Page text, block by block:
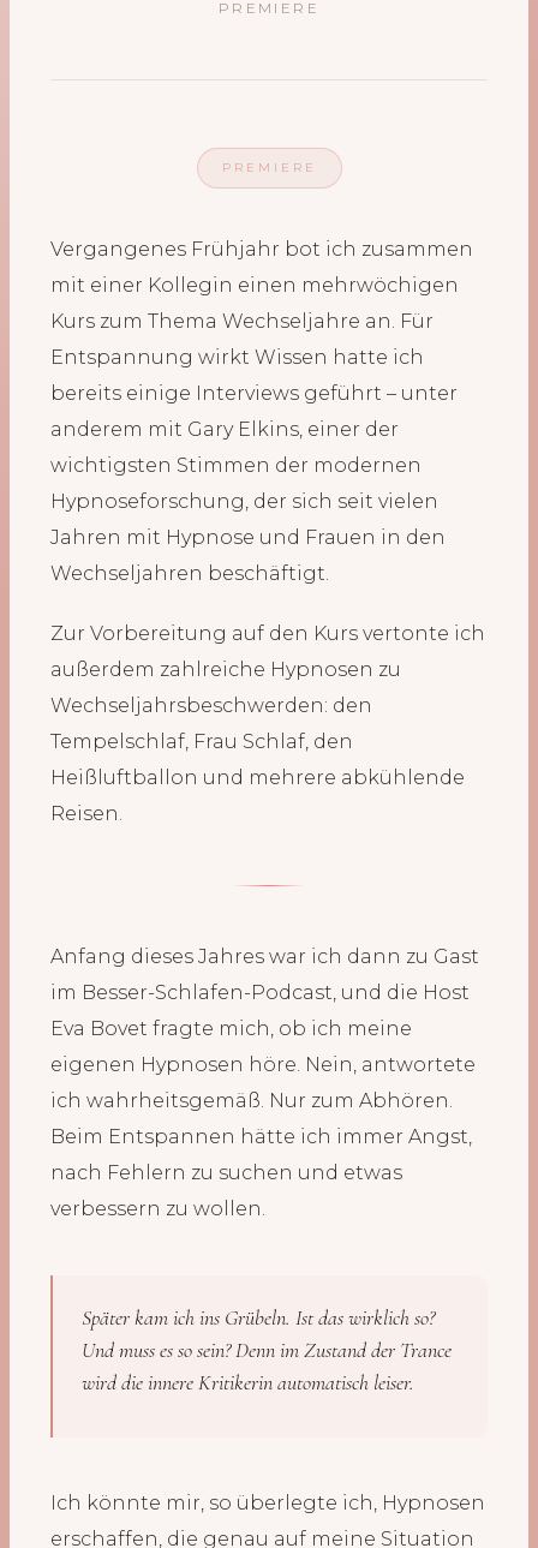
PREMIERE
PREMIERE
Vergangenes Frühjahr bot ich zusammen
mit einer Kollegin einen mehrwöchigen
Kurs zum Thema Wechseljahre an. Für
Entspannung wirkt Wissen hatte ich
bereits einige Interviews geführt – unter
anderem mit Gary Elkins, einer der
wichtigsten Stimmen der modernen
Hypnoseforschung, der sich seit vielen
Jahren mit Hypnose und Frauen in den
Wechseljahren beschäftigt.
Zur Vorbereitung auf den Kurs vertonte ich
außerdem zahlreiche Hypnosen zu
Wechseljahrsbeschwerden: den
Tempelschlaf, Frau Schlaf, den
Heißluftballon und mehrere abkühlende
Reisen.
Anfang dieses Jahres war ich dann zu Gast
im Besser-Schlafen-Podcast, und die Host
Eva Bovet fragte mich, ob ich meine
eigenen Hypnosen höre. Nein, antwortete
ich wahrheitsgemäß. Nur zum Abhören.
Beim Entspannen hätte ich immer Angst,
nach Fehlern zu suchen und etwas
verbessern zu wollen.
Später kam ich ins Grübeln. Ist das wirklich so?
Und muss es so sein? Denn im Zustand der Trance
wird die innere Kritikerin automatisch leiser.
Ich könnte mir, so überlegte ich, Hypnosen
erschaffen, die genau auf meine Situation